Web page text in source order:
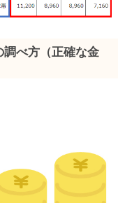
調べ方（正確な金